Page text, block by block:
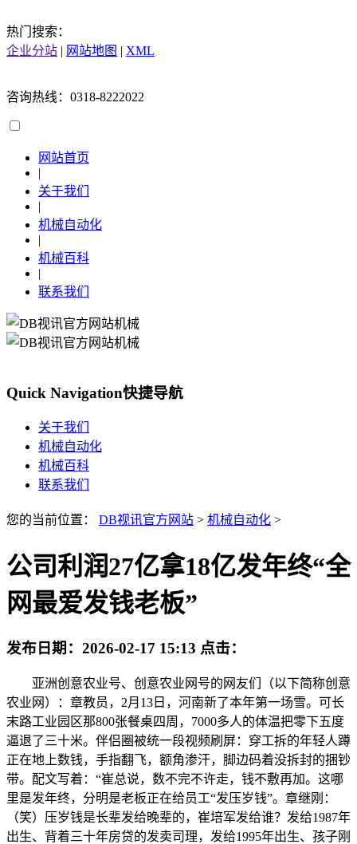
热门搜索：
企业分站 | 网站地图 | XML
咨询热线：0318-8222022
网站首页
|
关于我们
|
机械自动化
|
机械百科
|
联系我们
Quick Navigation快捷导航
关于我们
机械自动化
机械百科
联系我们
您的当前位置： DB视讯官方网站 > 机械自动化 >
公司利润27亿拿18亿发年终“全
网最爱发钱老板”
发布日期： 2026-02-17 15:13 点击：
亚洲创意农业号、创意农业网号的网友们（以下简称创意
农业网）：章教员，2月13日，河南新了本年第一场雪。可长
末路工业园区那800张餐桌四周，7000多人的体温把零下五度
逼退了三十米。伴侣圈被统一段视频刷屏：穿工拆的年轻人蹲
正在地上数钱，手指翻飞，额角渗汗，脚边码着没拆封的捆钞
带。配文写着：“崔总说，数不完不许走，钱不敷再加。这哪
里是发年终，分明是老板正在给员工“发压岁钱”。章继刚：
（笑）压岁钱是长辈发给晚辈的，崔培军发给谁？发给1987年
出生、背着三十年房贷的发卖司理，发给1995年出生、孩子刚